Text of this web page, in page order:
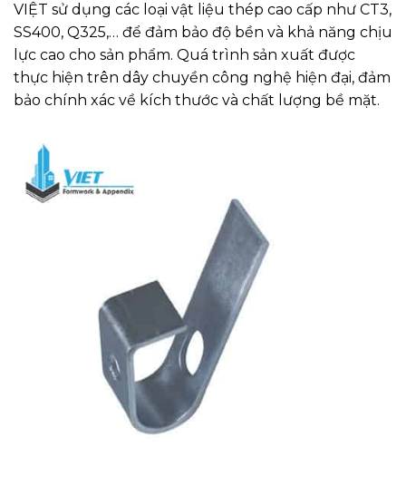
VIỆT sử dụng các loại vật liệu thép cao cấp như CT3,
SS400, Q325,… để đảm bảo độ bền và khả năng chịu
lực cao cho sản phẩm. Quá trình sản xuất được
thực hiện trên dây chuyền công nghệ hiện đại, đảm
bảo chính xác về kích thước và chất lượng bề mặt.